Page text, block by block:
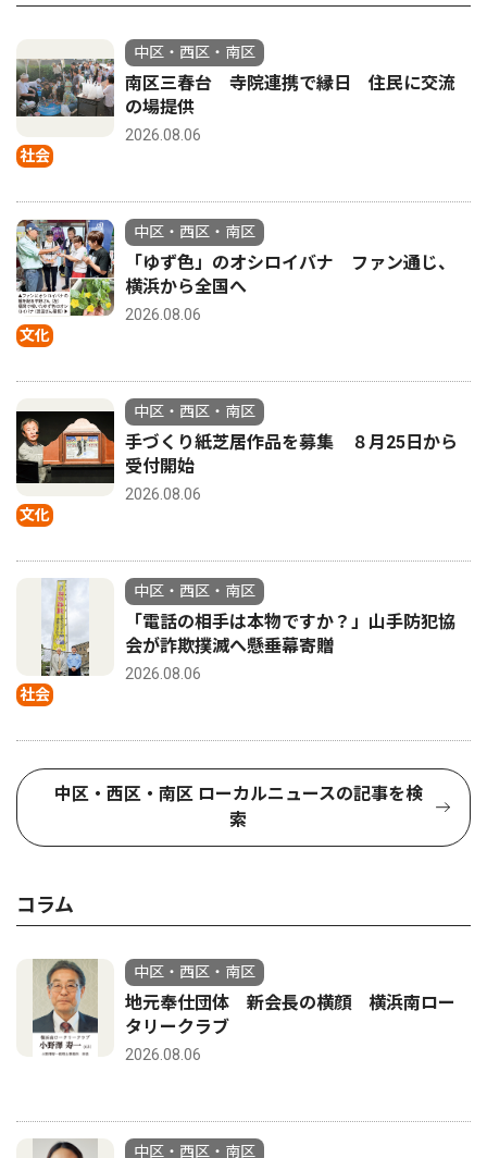
社会
中区・西区・南区
南区三春台 寺院連携で縁日 住民に交流
の場提供
2026.08.06
文化
中区・西区・南区
「ゆず色」のオシロイバナ ファン通じ、
横浜から全国へ
2026.08.06
文化
中区・西区・南区
手づくり紙芝居作品を募集 ８月25日から
受付開始
2026.08.06
社会
中区・西区・南区
「電話の相手は本物ですか？」山手防犯協
会が詐欺撲滅へ懸垂幕寄贈
2026.08.06
中区・西区・南区 ローカルニュースの記事を検
索
コラム
中区・西区・南区
地元奉仕団体 新会長の横顔 横浜南ロー
タリークラブ
2026.08.06
中区・西区・南区